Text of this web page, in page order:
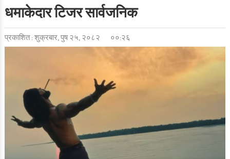
धमाकेदार टिजर सार्वजनिक
प्रकाशित : शुक्रबार, पुष २५, २०८२ ००:२६